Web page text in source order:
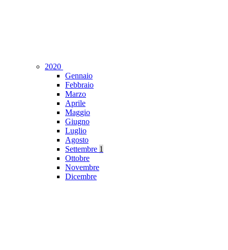
2020
Gennaio
Febbraio
Marzo
Aprile
Maggio
Giugno
Luglio
Agosto
Settembre 1
Ottobre
Novembre
Dicembre